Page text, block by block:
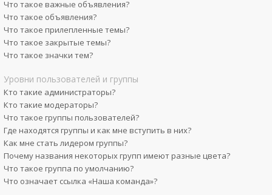
Что такое важные объявления?
Что такое объявления?
Что такое прилепленные темы?
Что такое закрытые темы?
Что такое значки тем?
Уровни пользователей и группы
Кто такие администраторы?
Кто такие модераторы?
Что такое группы пользователей?
Где находятся группы и как мне вступить в них?
Как мне стать лидером группы?
Почему названия некоторых групп имеют разные цвета?
Что такое группа по умолчанию?
Что означает ссылка «Наша команда»?